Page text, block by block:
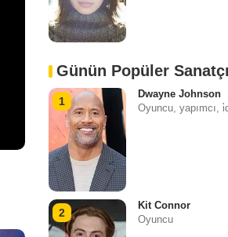
Günün Popüler
1
Dwayne Johnson
Oyuncu, yapımcı,
2
Kit Connor
Oyuncu